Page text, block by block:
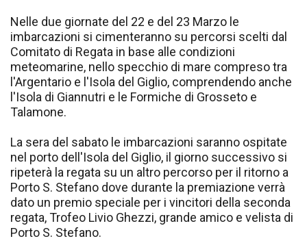
Nelle due giornate del 22 e del 23 Marzo le
imbarcazioni si cimenteranno su percorsi scelti dal
Comitato di Regata in base alle condizioni
meteomarine, nello specchio di mare compreso tra
l'Argentario e l'Isola del Giglio, comprendendo anche
l'Isola di Giannutri e le Formiche di Grosseto e
Talamone.
La sera del sabato le imbarcazioni saranno ospitate
nel porto dell'Isola del Giglio, il giorno successivo si
ripeterà la regata su un altro percorso per il ritorno a
Porto S. Stefano dove durante la premiazione verrà
dato un premio speciale per i vincitori della seconda
regata, Trofeo Livio Ghezzi, grande amico e velista di
Porto S. Stefano.